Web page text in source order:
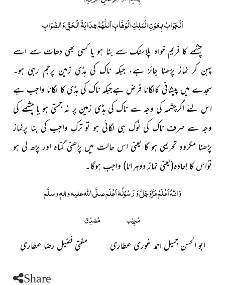
اَلْجَوَابُ بِعَوْنِ الْمَلِکِ الْوَھَّابِ اَللّٰھُمَّ ھِدَایَۃَ الْحَقِّ وَالصَّوَابِ
چشمے کا فریم خواہ پلاسٹک سے بنا ہو یا کسی بھی دھات سے اسے
پہن کر نماز پڑھنا جائز ہے، جبکہ ناک کی ہڈی زمین پرجم رہی ہو۔
سجدے میں پیشانی کالگانا فرض ہےجبکہ ناک کی ہڈی کا لگانا واجب ہے
اس لئے اگرچشمہ کی وجہ سے ناک کی ہڈی زمین پر نہ جمتی ہو یا چشمے کی
وجہ سے صرف ناک کی نوک ہی لگائی ہو تو ترکِ واجب کی بنا پرنماز
پڑھنا مکروہِ تحریمی ہو گا یعنی اس حالت میں پڑھنی گناہ اور پڑھ لی ہو
تواس کا اِعادہ(یعنی نماز دوہرانا) واجب ہوگا۔
وَاللہُ اَعْلَمُ عَزَّوَجَلَّ وَ رَسُوْلُہٗ اَعْلَم صلَّی اللہ علیہ واٰلہٖ وسلَّم
مُجِیْب مُصَدِّق
ابو الحسن جمیل احمد غوری عطاری مفتی فضیل رضا عطاری
Share